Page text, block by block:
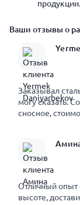
продукции.
Ваши отзывы о
Заказывал
могу сказать.
сносное,
Отличный опыт
высоте,